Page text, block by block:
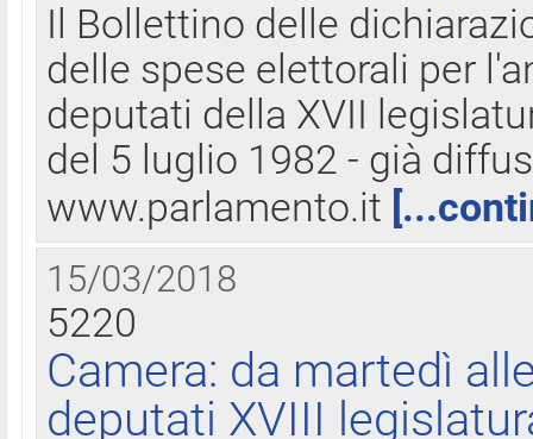
Il Bollettino delle
delle spese elettorali per
deputati della XVII
del 5 luglio 1982 - già
www.parlamento.it
15/03/2018
5220
Camera: da martedì
deputati XVIII